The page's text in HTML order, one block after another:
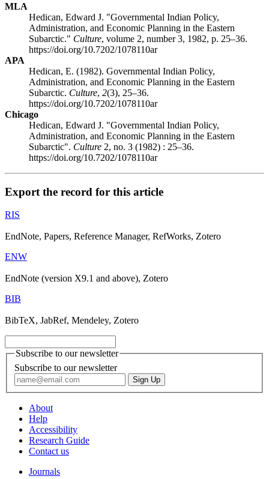
MLA
Hedican, Edward J. "Governmental Indian Policy,
Administration, and Economic Planning in the Eastern
Subarctic." Culture, volume 2, number 3, 1982, p. 25–36.
https://doi.org/10.7202/1078110ar
APA
Hedican, E. (1982). Governmental Indian Policy,
Administration, and Economic Planning in the Eastern
Subarctic. Culture, 2(3), 25–36.
https://doi.org/10.7202/1078110ar
Chicago
Hedican, Edward J. "Governmental Indian Policy,
Administration, and Economic Planning in the Eastern
Subarctic". Culture 2, no. 3 (1982) : 25–36.
https://doi.org/10.7202/1078110ar
Export the record for this article
RIS
EndNote, Papers, Reference Manager, RefWorks, Zotero
ENW
EndNote (version X9.1 and above), Zotero
BIB
BibTeX, JabRef, Mendeley, Zotero
Subscribe to our newsletter
Subscribe to our newsletter
About
Help
Accessibility
Research Guide
Contact us
Journals